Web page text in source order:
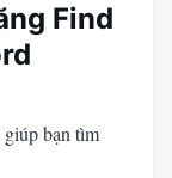
Find
bạn tìm